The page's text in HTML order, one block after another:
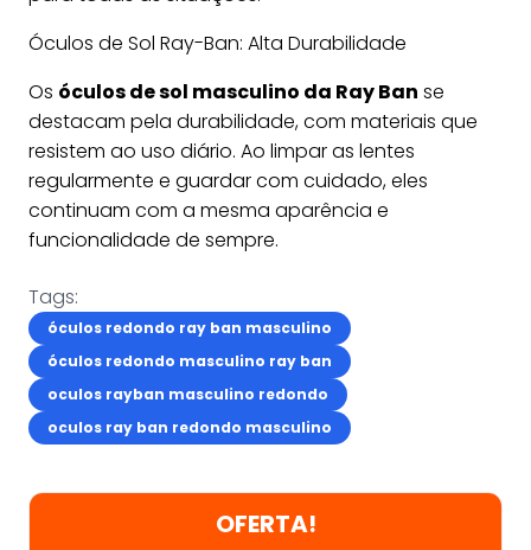
Óculos de Sol Ray-Ban: Alta Durabilidade
Os óculos de sol masculino da Ray Ban se
destacam pela durabilidade, com materiais que
resistem ao uso diário. Ao limpar as lentes
regularmente e guardar com cuidado, eles
continuam com a mesma aparência e
funcionalidade de sempre.
Tags:
óculos redondo ray ban masculino
óculos redondo masculino ray ban
oculos rayban masculino redondo
oculos ray ban redondo masculino
OFERTA!